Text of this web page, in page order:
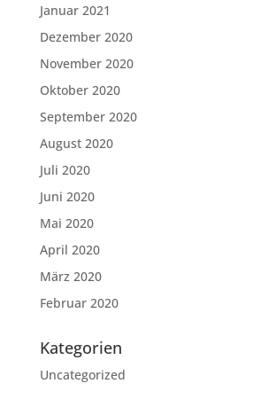
Januar 2021
Dezember 2020
November 2020
Oktober 2020
September 2020
August 2020
Juli 2020
Juni 2020
Mai 2020
April 2020
März 2020
Februar 2020
Kategorien
Uncategorized